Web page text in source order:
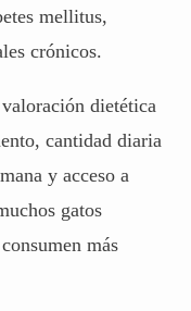
mellitus,
crónicos.
dietética
cantidad diaria
y acceso a
gatos
más